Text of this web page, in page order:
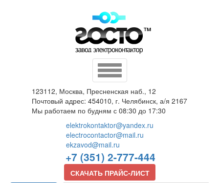
Toggle
navigation
123112, Москва, Пресненская наб., 12
Почтовый адрес: 454010, г. Челябинск, а/я 2167
Мы работаем по будням с 08:30 до 17:30
elektrokontaktor@yandex.ru
electrocontactor@mail.ru
ekzavod@mail.ru
+7 (351) 2-777-444
СКАЧАТЬ ПРАЙС-ЛИСТ